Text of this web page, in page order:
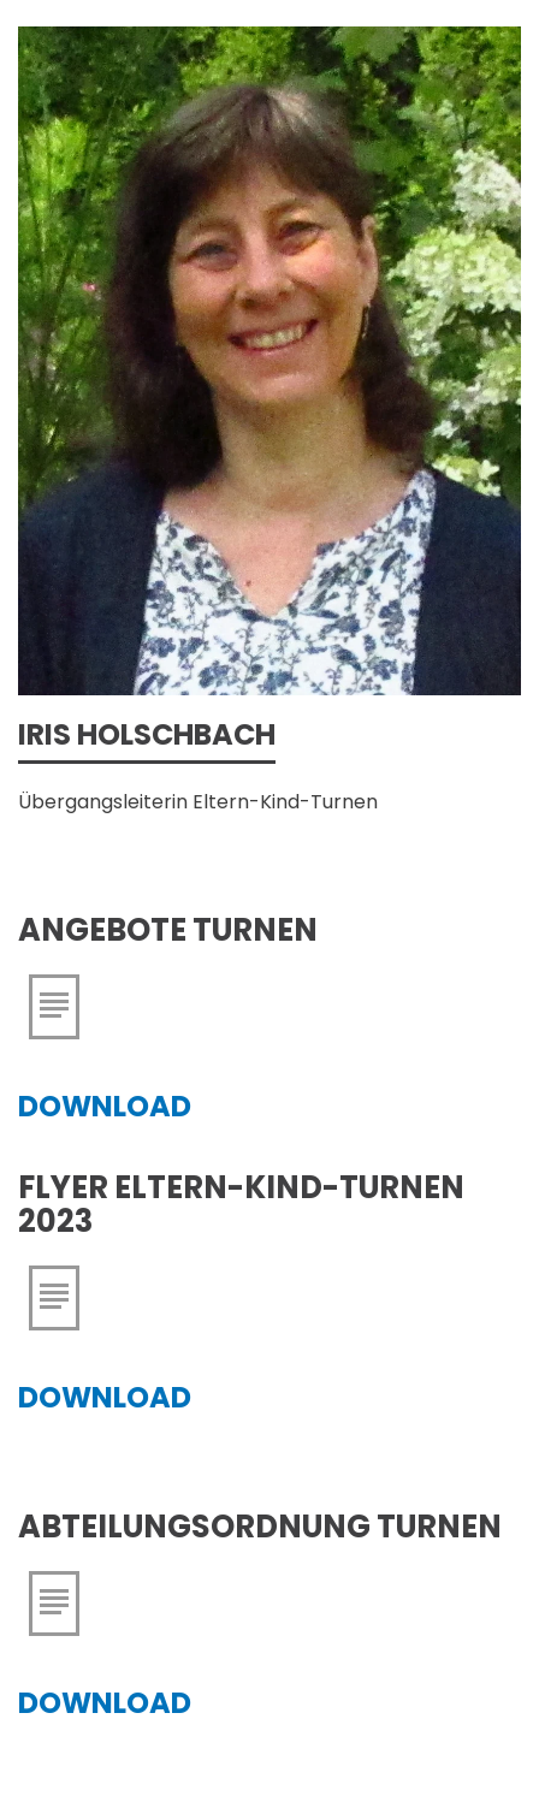
IRIS HOLSCHBACH
Übergangsleiterin Eltern-Kind-Turnen
ANGEBOTE TURNEN
DOWNLOAD
FLYER ELTERN-KIND-TURNEN
2023
DOWNLOAD
ABTEILUNGSORDNUNG TURNEN
DOWNLOAD